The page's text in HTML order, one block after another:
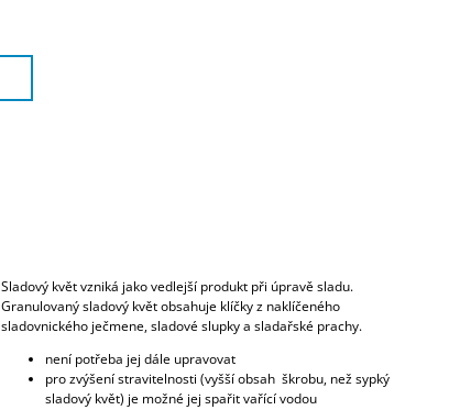
Sladový květ vzniká jako vedlejší produkt při úpravě sladu.
Granulovaný sladový květ obsahuje klíčky z naklíčeného
sladovnického ječmene, sladové slupky a sladařské prachy.
není potřeba jej dále upravovat
pro zvýšení stravitelnosti (vyšší obsah škrobu, než sypký
sladový květ) je možné jej spařit vařící vodou